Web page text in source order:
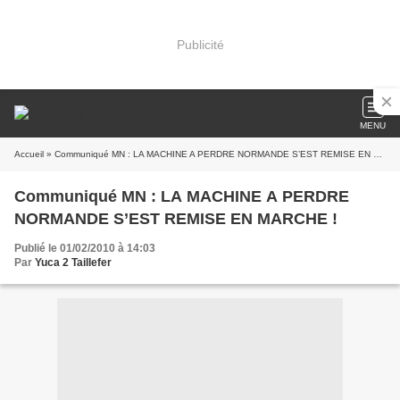
Publicité
MENU
Accueil » Communiqué MN : LA MACHINE A PERDRE NORMANDE S’EST REMISE EN MARCHE !
Communiqué MN : LA MACHINE A PERDRE
NORMANDE S’EST REMISE EN MARCHE !
Publié le 01/02/2010 à 14:03
Par Yuca 2 Taillefer